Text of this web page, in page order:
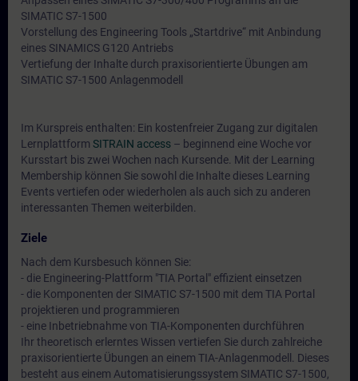
SIMATIC S7-1500
Vorstellung des Engineering Tools „Startdrive“ mit Anbindung
eines SINAMICS G120 Antriebs
Vertiefung der Inhalte durch praxisorientierte Übungen am
SIMATIC S7-1500 Anlagenmodell
Im Kurspreis enthalten: Ein kostenfreier Zugang zur digitalen
Lernplattform SITRAIN access – beginnend eine Woche vor
Kursstart bis zwei Wochen nach Kursende. Mit der Learning
Membership können Sie sowohl die Inhalte dieses Learning
Events vertiefen oder wiederholen als auch sich zu anderen
interessanten Themen weiterbilden.
Ziele
Nach dem Kursbesuch können Sie:
- die Engineering-Plattform "TIA Portal" effizient einsetzen
- die Komponenten der SIMATIC S7-1500 mit dem TIA Portal
projektieren und programmieren
- eine Inbetriebnahme von TIA-Komponenten durchführen
Ihr theoretisch erlerntes Wissen vertiefen Sie durch zahlreiche
praxisorientierte Übungen an einem TIA-Anlagenmodell. Dieses
besteht aus einem Automatisierungssystem SIMATIC S7-1500,